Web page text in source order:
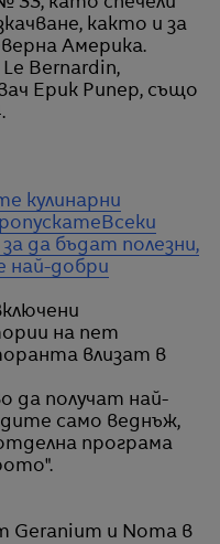
както и за
Америка.
Bernardin,
Ерик Рипер, също
кулинарни
Всеки
да бъдат полезни,
най-добри
на пет
влизат в
да получат най-
само веднъж,
програма
Geranium и Noma в